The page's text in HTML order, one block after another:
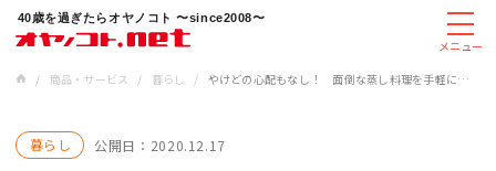
40歳を過ぎたらオヤノコト 〜since2008〜
メニュー
/
商品・サービス / 暮らし / やけどの心配もなし！ 面倒な蒸し料理を手軽に美味しく！ 電気蒸し器「卓上ひとりフードスチーマー」
暮らし 公開日： 2020.12.17